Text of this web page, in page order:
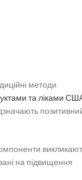
методи
та ліками
на підвищення